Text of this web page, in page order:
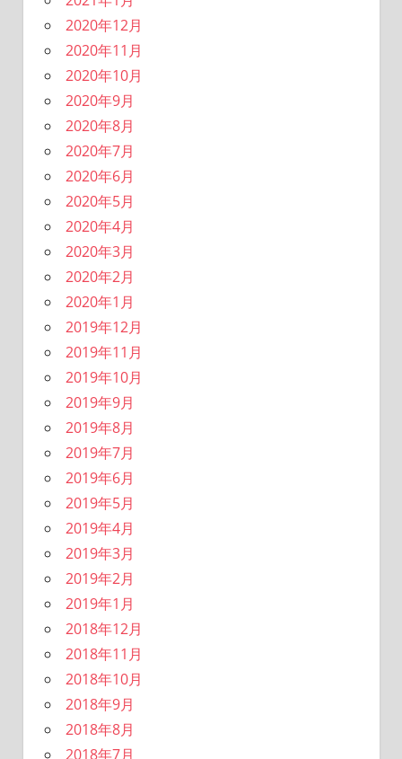
2020年12月
2020年11月
2020年10月
2020年9月
2020年8月
2020年7月
2020年6月
2020年5月
2020年4月
2020年3月
2020年2月
2020年1月
2019年12月
2019年11月
2019年10月
2019年9月
2019年8月
2019年7月
2019年6月
2019年5月
2019年4月
2019年3月
2019年2月
2019年1月
2018年12月
2018年11月
2018年10月
2018年9月
2018年8月
2018年7月